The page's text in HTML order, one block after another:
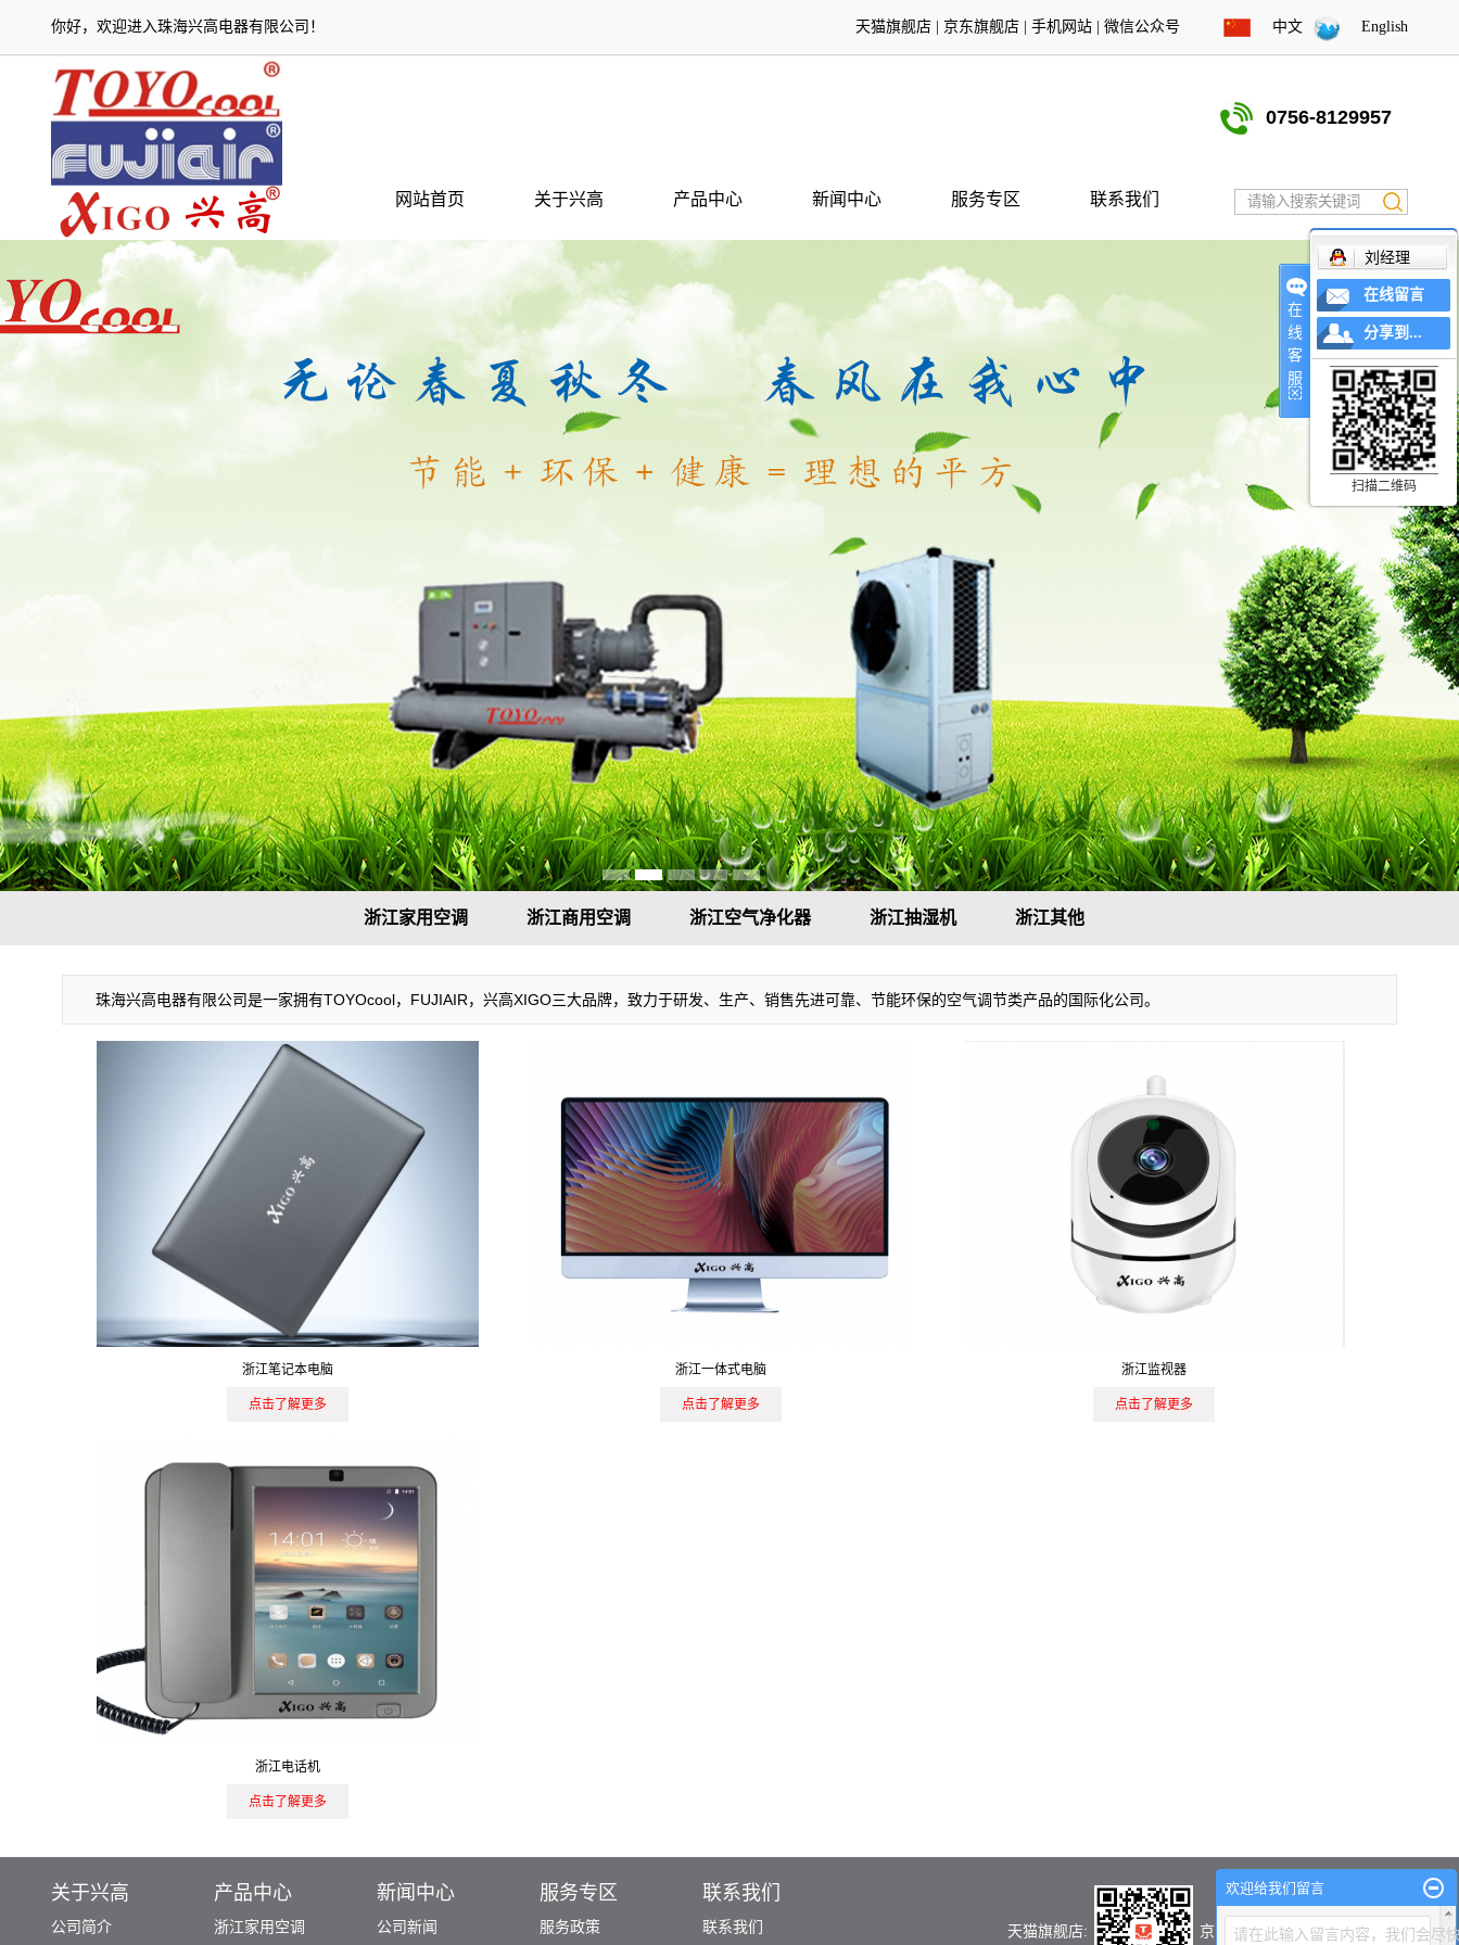
你好，欢迎进入珠海兴高电器有限公司 ！ 中文 English
天猫旗舰店 京东旗舰店 手机网站 微信公众号
0756-8129957
网站首页 关于兴高 产品中心 新闻中心 服务专区 联系我们
浙江家用空调 浙江商用空调 浙江空气净化器 浙江抽湿机 浙江其他
珠海兴高电器有限公司是一家拥有TOYOcool，FUJIAIR，兴高XIGO三大品牌，致力于研发、生产、销售先进可靠、节能环保的空气调节类产品的国际化公司。
浙江笔记本电脑
点击了解更多
浙江一体式电脑
点击了解更多
浙江监视器
点击了解更多
浙江电话机
点击了解更多
关于兴高
公司简介
产品中心
浙江家用空调
新闻中心
公司新闻
服务专区
服务政策
联系我们
联系我们 天猫旗舰店: 京东旗舰店：
在
线
客
服
刘经理
在线留言
分享到...
扫描二维码
欢迎给我们留言
请在此输入留言内容，我们会尽